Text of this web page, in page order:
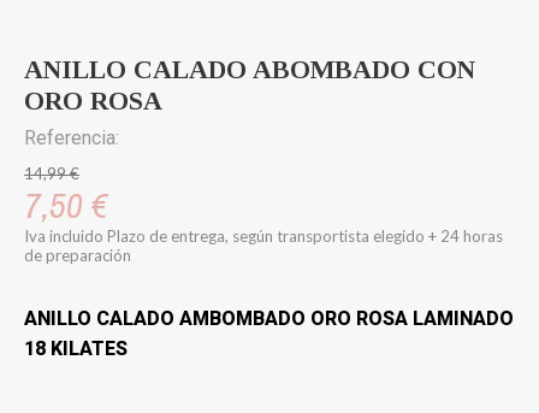
ANILLO CALADO ABOMBADO CON
ORO ROSA
Referencia:
14,99 €
7,50 €
Iva incluido Plazo de entrega, según transportista elegido + 24 horas
de preparación
ANILLO CALADO AMBOMBADO ORO ROSA LAMINADO
18 KILATES